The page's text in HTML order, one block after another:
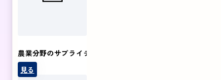
農業分野のサプライチェーン
見る